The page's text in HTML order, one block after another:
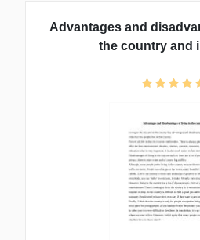
Advantages and
the country and